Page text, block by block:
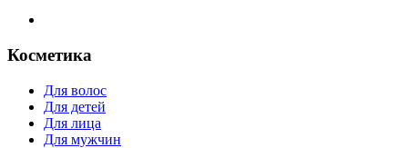
Косметика
Для волос
Для детей
Для лица
Для мужчин